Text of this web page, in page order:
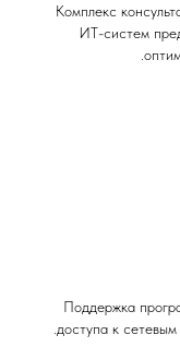
Комплекс
ИТ-систем
Поддержка
доступа к